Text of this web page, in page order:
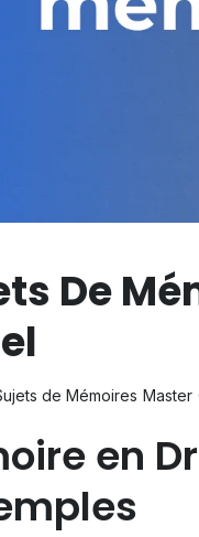
De
de Mémoires Master
en